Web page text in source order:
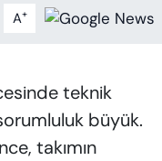
A+
teknik
büyük.
takımın